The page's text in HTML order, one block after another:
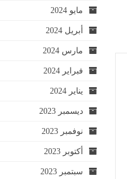
مايو 2024
أبريل 2024
مارس 2024
فبراير 2024
يناير 2024
ديسمبر 2023
نوفمبر 2023
أكتوبر 2023
سبتمبر 2023